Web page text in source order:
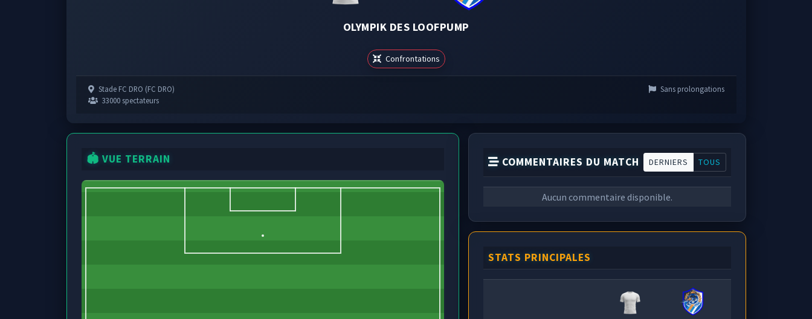
OLYMPIK DES LOOFPUMP
Confrontations
Stade FC DRO (FC DRO)
33000 spectateurs
Sans prolongations
🏟️ VUE TERRAIN COMMENTAIRES DU MATCH DERNIERS TOUS
Aucun commentaire disponible.
STATS PRINCIPALES